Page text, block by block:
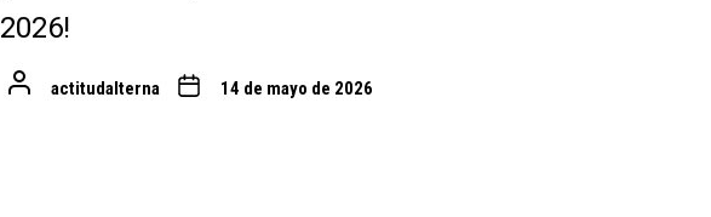
2026!
actitudalterna 14 de mayo de 2026